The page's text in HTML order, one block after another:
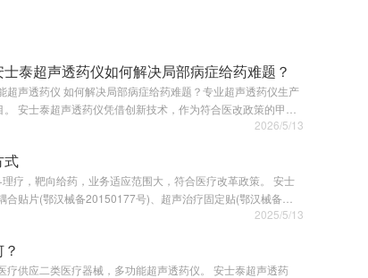
泰超声透药仪如何解决局部病症给药难题？
声透药仪 如何解决局部病症给药难题？专业超声透药仪生产
类
2026/5/13
式
，靶向给药，业务适应范围大，符合医疗改革政策。 安士
2025/5/13
类医疗器械，多功能超声透药仪。 安士泰超声透药